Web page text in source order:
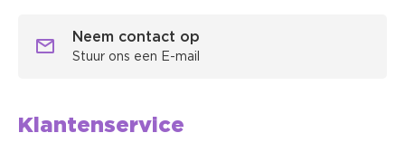
Neem contact op
Stuur ons een E-mail
Klantenservice